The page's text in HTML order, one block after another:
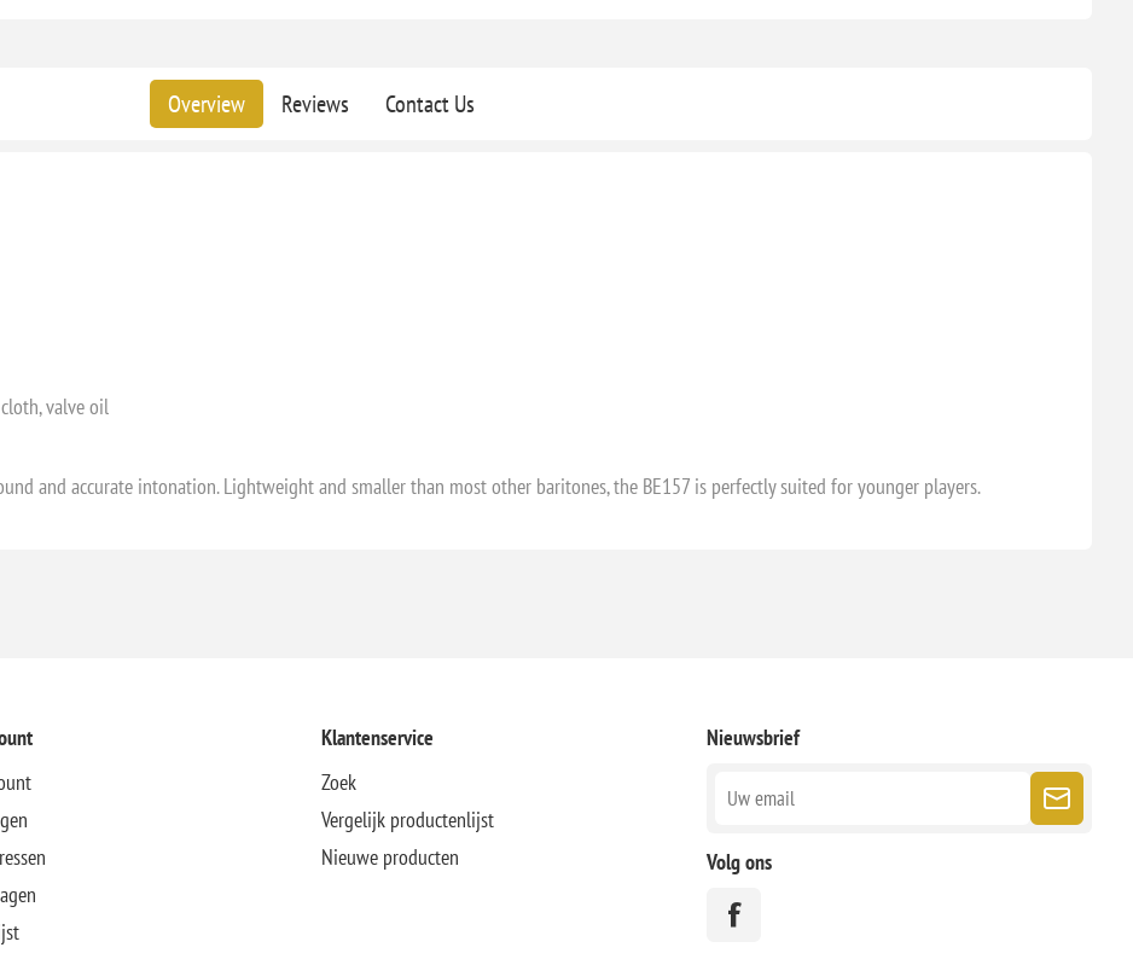
Overview Reviews Contact Us
valve oil
and accurate intonation. Lightweight and smaller than most other baritones, the BE157 is perfectly suited for younger players.
Klantenservice
Zoek
Vergelijk productenlijst
Nieuwe producten
Nieuwsbrief
Volg ons